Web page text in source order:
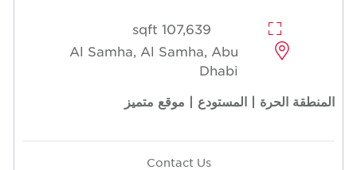
107,639 sqft
Al Samha, Al Samha, Abu
Dhabi
المنطقة الحرة | المستودع | موقع متميز
Contact Us